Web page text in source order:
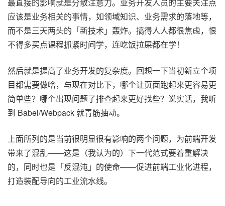
最直接的影响就是分散注意力。业务开发人员的主要关注点
应该是业务相关的事情，如领域知识、业务需求的落地等，
而不是三天两头的「新技术」轰炸。搞得人人都很焦虑，恨
不得多买点课程抓紧时间学，连吃饭拉屎都在学！
然后就是提高了业务开发的复杂度。回想一下当初新立个项
目都需要做啥，与现在对比下，哪个让页面跑起来更容易更
简单些？哪个出现问题了排查起来更好找些？说实话，我听
到 Babel/Webpack 就青筋抽动。
上面所列的是当前很明显很有影响的两个问题，为前端开发
带来了混乱——这是（我认为的）下一代范式要着重解决
的，同时也是「反混沌」的使命——促进前端工业化进程，
打造装配导向的工业流水线。